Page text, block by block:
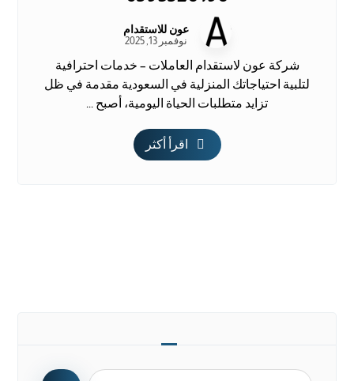
عون للاستقدام
نوفمبر 13, 2025
شركة عون لاستقدام العاملات – خدمات احترافية
لتلبية احتياجاتك المنزلية في السعودية مقدمة في ظل
تزايد متطلبات الحياة اليومية، أصبح ...
اقرأ أكثر